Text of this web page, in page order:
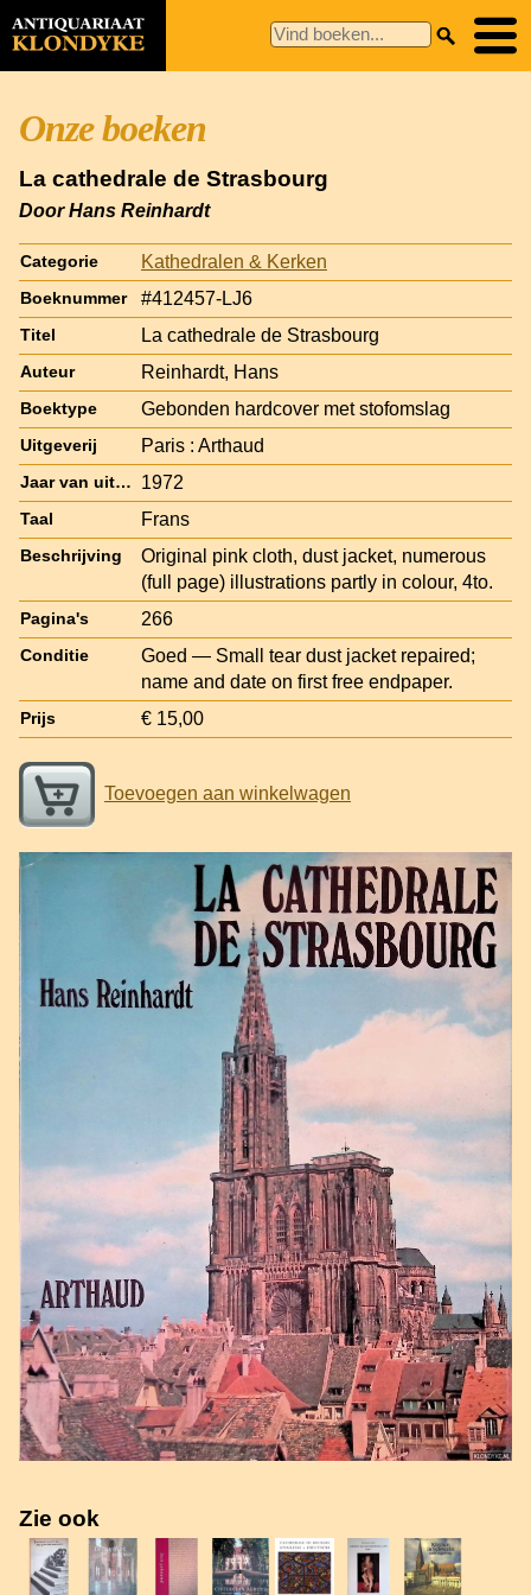
Onze boeken
La cathedrale de Strasbourg
Door Hans Reinhardt
Categorie Kathedralen & Kerken
Boeknummer #412457-LJ6
Titel La cathedrale de Strasbourg
Auteur Reinhardt, Hans
Boektype Gebonden hardcover met stofomslag
Uitgeverij Paris : Arthaud
Jaar van uitgave 1972
Taal Frans
Beschrijving
Original pink cloth, dust jacket, numerous
(full page) illustrations partly in colour, 4to.
Pagina's 266
Conditie
Goed — Small tear dust jacket repaired;
name and date on first free endpaper.
Prijs € 15,00
Toevoegen aan winkelwagen
Zie ook